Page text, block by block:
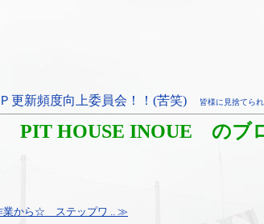
更新頻度向上委員会！！(苦笑) 皆様に見捨てら
PIT HOUSE INOUE のブ
業から☆ ステップワ .. ≫